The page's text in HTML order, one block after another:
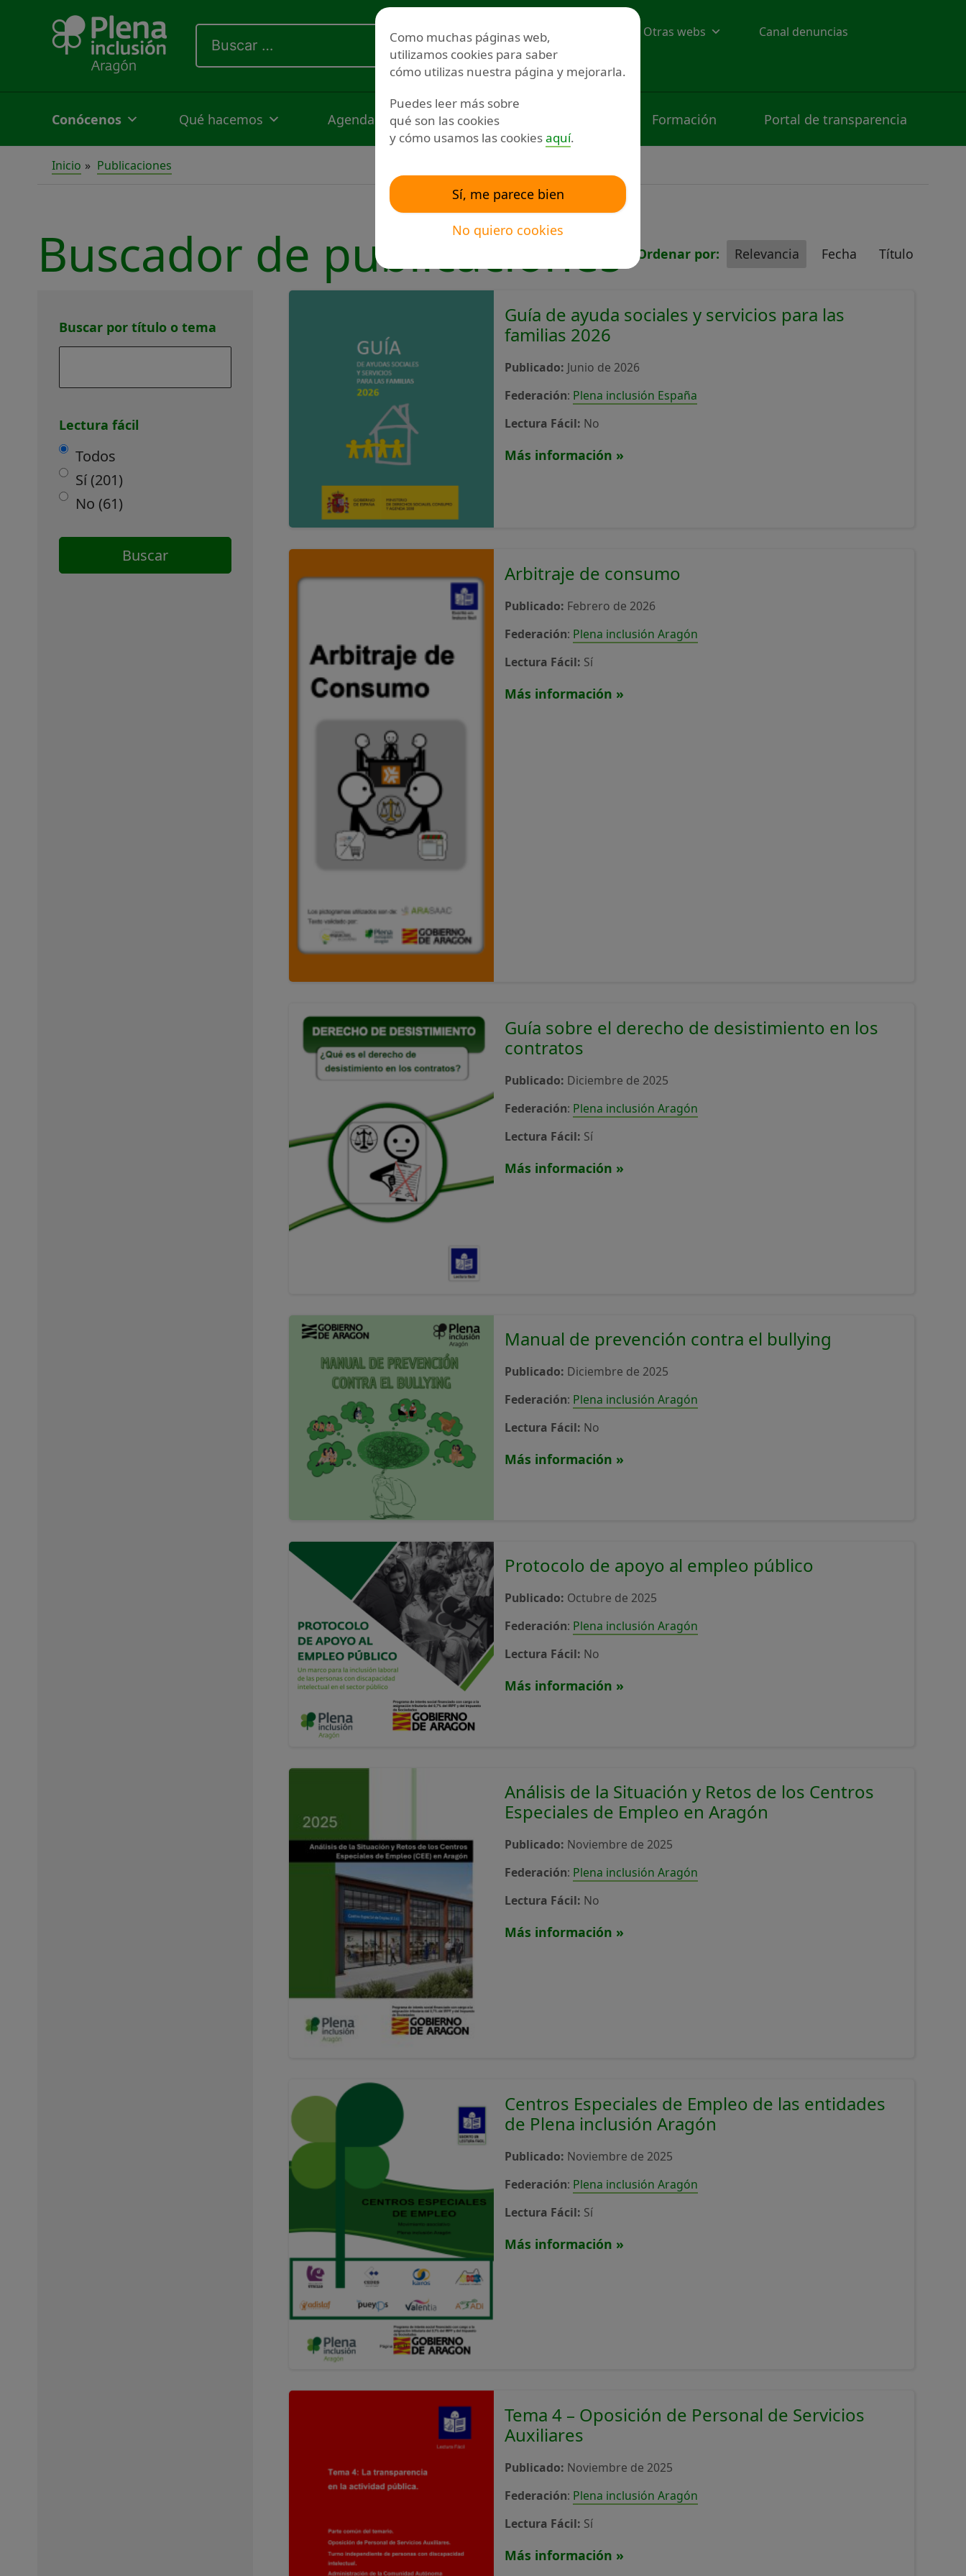
contenido
por:
Redes sociales Otras webs
Canal denuncias
Voluntariado
Conócenos Qué hacemos Agenda Noticias Formación Portal de transparencia
Inicio Publicaciones
Buscador de publicaciones
Buscar por título o tema
publicación
Lectura fácil
Todos
Sí (201)
No (61)
Ordenar por: Relevancia Fecha Título
Guía de ayuda sociales y servicios para las
familias 2026
Publicado: Junio de 2026
Federación: Plena inclusión España
Lectura Fácil: No
Más información »
Arbitraje de consumo
Publicado: Febrero de 2026
Federación: Plena inclusión Aragón
Lectura Fácil: Sí
Más información »
Guía sobre el derecho de desistimiento en los
contratos
Publicado: Diciembre de 2025
Federación: Plena inclusión Aragón
Lectura Fácil: Sí
Más información »
Manual de prevención contra el bullying
Publicado: Diciembre de 2025
Federación: Plena inclusión Aragón
Lectura Fácil: No
Más información »
Protocolo de apoyo al empleo público
Publicado: Octubre de 2025
Federación: Plena inclusión Aragón
Lectura Fácil: No
Más información »
Análisis de la Situación y Retos de los Centros
Especiales de Empleo en Aragón
Publicado: Noviembre de 2025
Federación: Plena inclusión Aragón
Lectura Fácil: No
Más información »
Centros Especiales de Empleo de las entidades
de Plena inclusión Aragón
Publicado: Noviembre de 2025
Federación: Plena inclusión Aragón
Lectura Fácil: Sí
Más información »
Tema 4 – Oposición de Personal de Servicios
Auxiliares
Publicado: Noviembre de 2025
Federación: Plena inclusión Aragón
Lectura Fácil: Sí
Más información »
Como muchas páginas web,
utilizamos cookies para saber
cómo utilizas nuestra página y mejorarla.
Puedes leer más sobre
qué son las cookies
y cómo usamos las cookiesaquí.
Sí, me parece bien
No quiero cookies